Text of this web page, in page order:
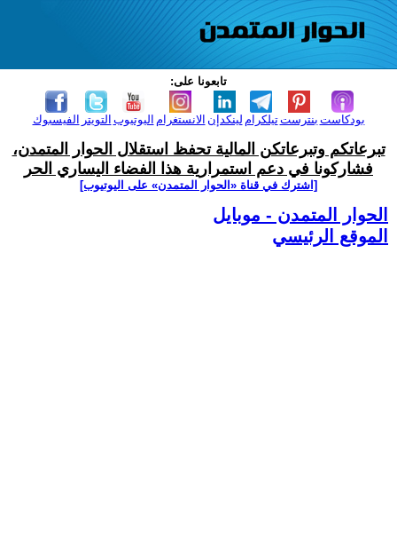
تابعونا على:
الفيسبوك التويتر اليوتيوب الانستغرام لينكدإن تيلكرامبنترست بودكاست
تبرعاتكم وتبرعاتكن المالية تحفظ استقلال الحوار المتمدن،
فشاركونا في دعم استمرارية هذا الفضاء اليساري الحر
[اشترك في قناة ‫«الحوار المتمدن» على اليوتيوب]
الحوار المتمدن - موبايل
الموقع الرئيسي